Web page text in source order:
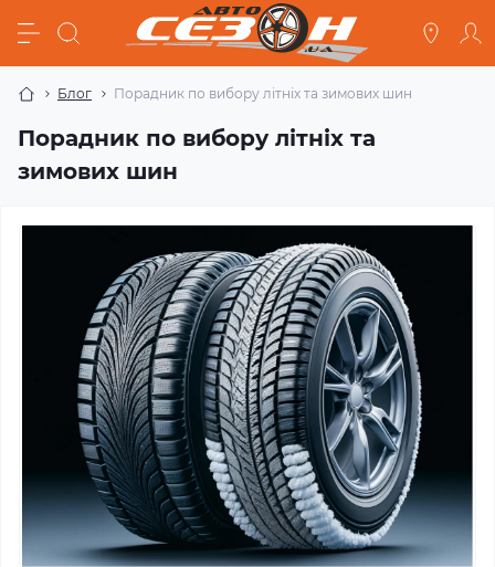
Блог Порадник по вибору літніх та зимових шин
Порадник по вибору літніх та
зимових шин